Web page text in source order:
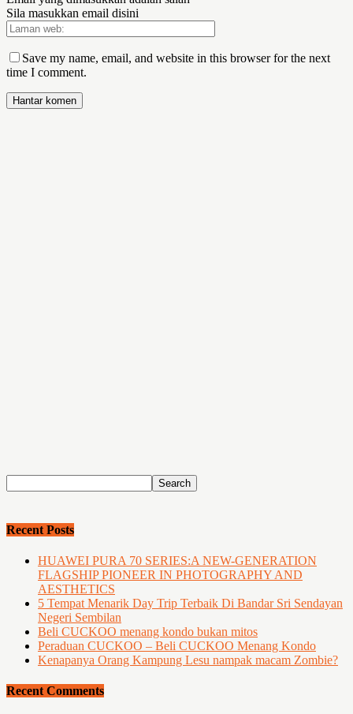
Sila masukkan email disini
Save my name, email, and website in this browser for the next
time I comment.
Recent Posts
HUAWEI PURA 70 SERIES:A NEW-GENERATION
FLAGSHIP PIONEER IN PHOTOGRAPHY AND
AESTHETICS
5 Tempat Menarik Day Trip Terbaik Di Bandar Sri Sendayan
Negeri Sembilan
Beli CUCKOO menang kondo bukan mitos
Peraduan CUCKOO – Beli CUCKOO Menang Kondo
Kenapanya Orang Kampung Lesu nampak macam Zombie?
Recent Comments